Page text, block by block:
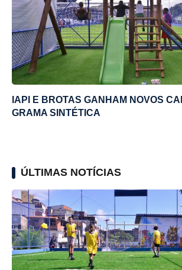
IAPI E BROTAS GANHAM NOVOS
GRAMA SINTÉTICA
ÚLTIMAS NOTÍCIAS